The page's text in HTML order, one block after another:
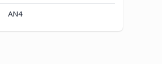
AN4